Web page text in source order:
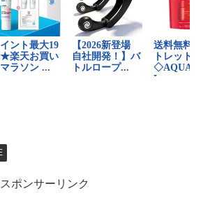
スポンサーリンク